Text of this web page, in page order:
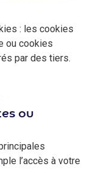
: les cookies
ou cookies
par des tiers.
ou
l’accès à votre